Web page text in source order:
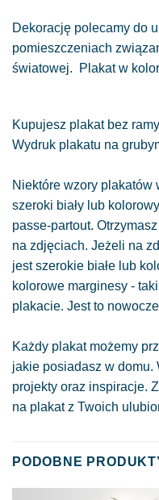
Dekorację polecamy do
pomieszczeniach
światowej. Plakat w
Kupujesz plakat bez
Wydruk plakatu na
Niektóre wzory plakatów
szeroki biały lub
passe-partout.
na zdjęciach. Jeżeli na
jest szerokie białe lub
kolorowe marginesy -
plakacie. Jest to
Każdy plakat możemy
jakie posiadasz w domu.
projekty oraz inspiracje.
na plakat z Twoich
PODOBNE